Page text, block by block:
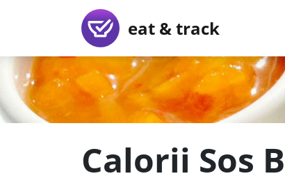
eat & track
Calorii Sos